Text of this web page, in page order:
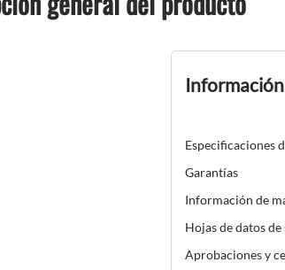
Especificaciones
Garantías
Información de
Hojas de datos
Aprobaciones y